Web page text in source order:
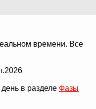
времени. Все
в разделе Фазы